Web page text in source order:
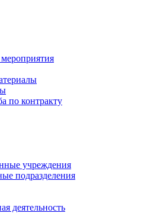
по контракту
учреждения
подразделения
деятельность